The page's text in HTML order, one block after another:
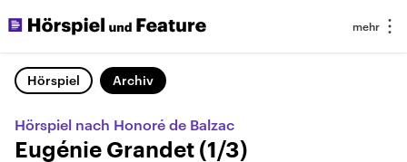
Hörspiel Archiv
Hörspiel nach Honoré de Balzac
Eugénie Grandet (1/3)